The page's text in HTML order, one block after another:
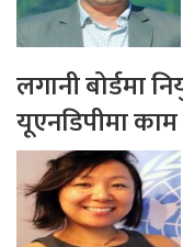
लगानी बोर्डमा
यूएनडिपीमा